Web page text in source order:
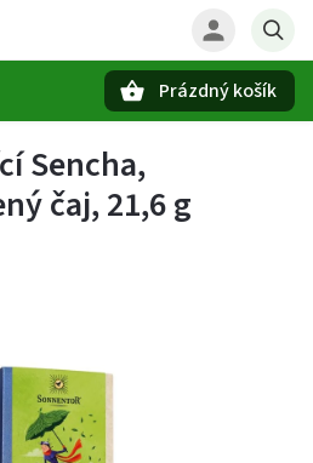
Prázdný košík
Sencha,
čaj, 21,6 g